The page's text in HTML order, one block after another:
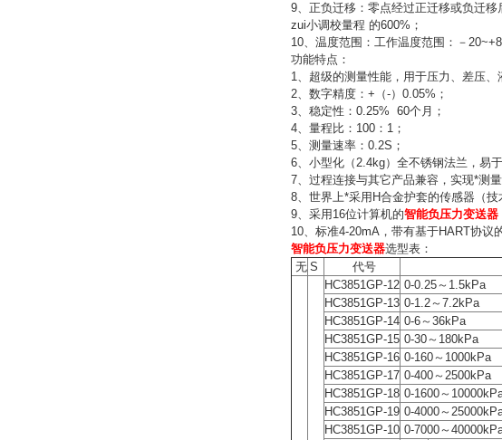
9、 正负迁移：零点经过正迁移或负迁
zui小调校量程 的600%；
10、 温度范围：工作温度范围：－
功能特点：
1、超级的测量性能，用于压力、差压、
2、 数字精度：+（-）0.05%；
3、 稳定性：0.25% 60个月；
4、 量程比：100：1；
5、 测量速率：0.2S；
6、 小型化（2.4kg）全不锈钢法兰，易于
7、 过程连接与其它产品兼容，实现*测量
8、 世界上*采用H合金护套的传感器（
9、 采用16位计算机的智能负压力变送器
10、 标准4-20mA，带有基于HART协议
智能负压力变送器选型表：
无 S 代号
HC3851GP-12 0-0.25～1.5kPa
HC3851GP-13 0-1.2～7.2kPa
HC3851GP-14 0-6～36kPa
HC3851GP-15 0-30～180kPa
HC3851GP-16 0-160～1000kPa
HC3851GP-17 0-400～2500kPa
HC3851GP-18 0-1600～
HC3851GP-19 0-4000～
HC3851GP-10 0-7000～